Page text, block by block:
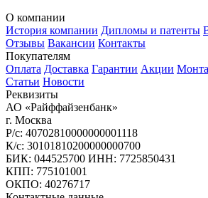
О компании
История компании Дипломы и патенты
Отзывы Вакансии Контакты
Покупателям
Оплата Доставка Гарантии Акции
Статьи Новости
Реквизиты
АО «Райффайзенбанк»
г. Москва
Р/с: 40702810000000001118
К/с: 30101810200000000700
БИК: 044525700 ИНН: 7725850431
КПП: 775101001
ОКПО: 40276717